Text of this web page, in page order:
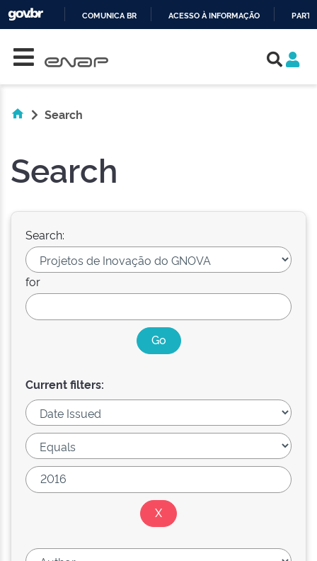
COMUNICA BR ACESSO À INFORMAÇÃO
Search
Search
Search:
for
Current filters: